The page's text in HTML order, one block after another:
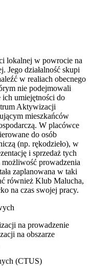
lokalnej w powrocie na
Jego działalność skupi
w realiach obecnego
nie podejmowali
ich umiejętności do
Aktywizacji
mieszkańców
W placówce
do osób
(np. rękodzieło), w
i sprzedaż tych
prowadzenia
zaplanowana w taki
również Klub Malucha,
na czas swojej pracy.
na prowadzenie
na obszarze
(CTUS)